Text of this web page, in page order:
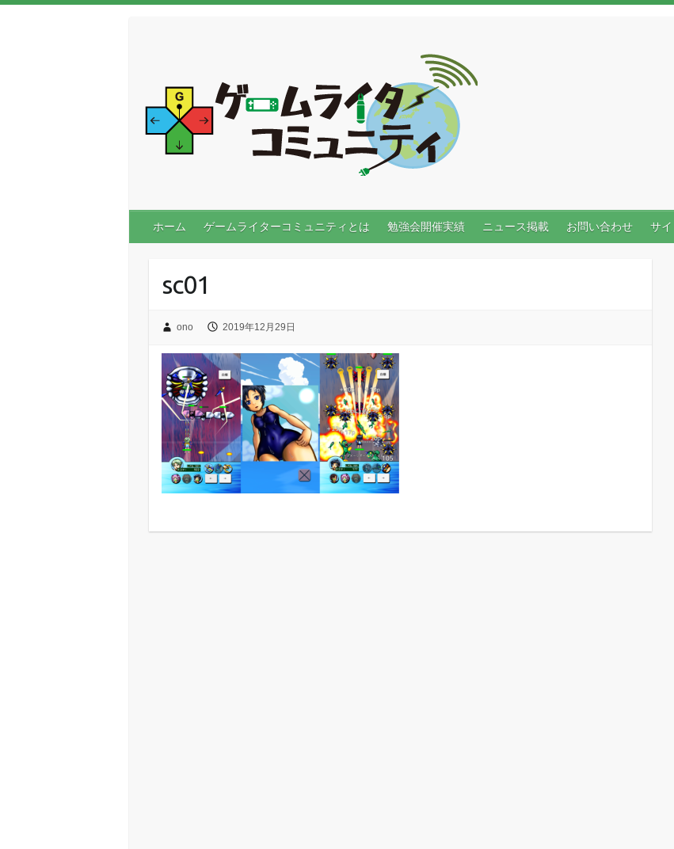
ホーム ゲームライターコミュニティとは 勉強会開催実績 ニュース掲載 お問い合わせ サ
sc01
ono 2019年12月29日